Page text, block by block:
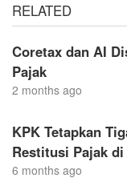
RELATED
Coretax dan AI
Pajak
2 months ago
KPK Tetapkan
Restitusi Pajak
6 months ago